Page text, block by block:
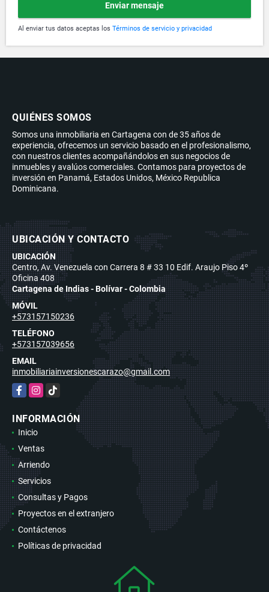
Enviar mensaje
Al enviar tus datos aceptas los Términos de servicio y privacidad
QUIÉNES SOMOS
Somos una inmobiliaria en Cartagena con de 35 años de
experiencia, ofrecemos un servicio basado en el profesionalismo,
con nuestros clientes acompañándolos en sus negocios de
inmuebles y avalúos comerciales. Contamos para proyectos de
inversión en Panamá, Estados Unidos, México Republica
Dominicana.
UBICACIÓN Y CONTACTO
UBICACIÓN
Centro, Av. Venezuela con Carrera 8 # 33 10 Edif. Araujo Piso 4º
Oficina 408
Cartagena de Indias - Bolívar - Colombia
MÓVIL
+573157150236
TELÉFONO
+573157039656
EMAIL
inmobiliariainversionescarazo@gmail.com
FacebookInstagram
TikTok
INFORMACIÓN
Inicio
Ventas
Arriendo
Servicios
Consultas y Pagos
Proyectos en el extranjero
Contáctenos
Políticas de privacidad